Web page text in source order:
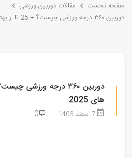
صفحه نخست
مقالات دوربین ورزشی
دوربین ۳۶۰ درجه ورزشی چیست؟ + 25 تا از بهترین های 2025
های 2025
7 اسفند 1403 0